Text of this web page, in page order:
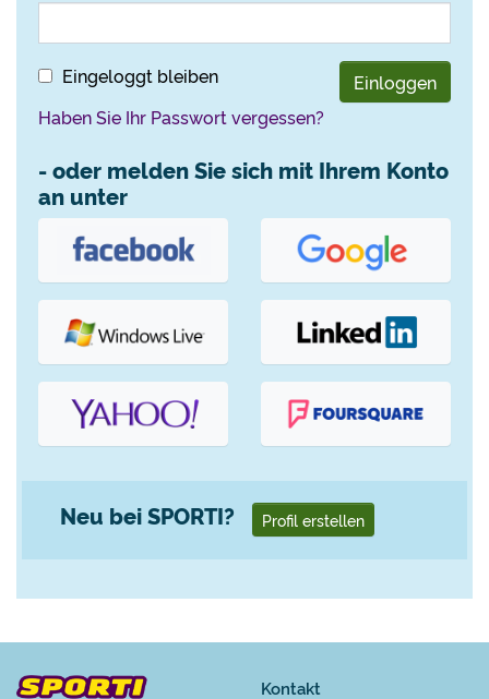
Eingeloggt bleiben
Einloggen
Haben Sie Ihr Passwort vergessen?
- oder melden Sie sich mit Ihrem Konto
an unter
Neu bei SPORTI? Profil erstellen
Kontakt